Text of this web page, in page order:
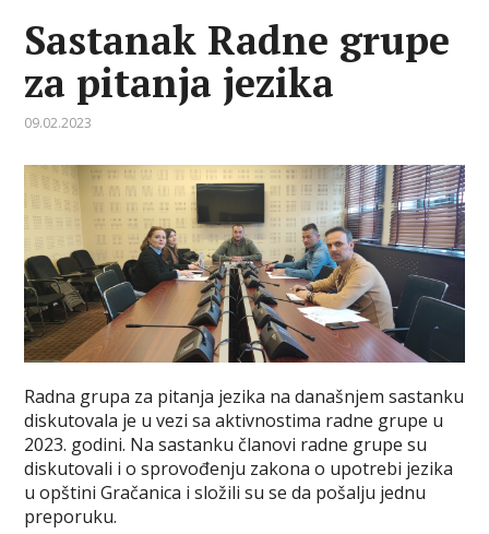
Sastanak Radne grupe
za pitanja jezika
09.02.2023
Radna grupa za pitanja jezika na današnjem sastanku
diskutovala je u vezi sa aktivnostima radne grupe u
2023. godini. Na sastanku članovi radne grupe su
diskutovali i o sprovođenju zakona o upotrebi jezika
u opštini Gračanica i složili su se da pošalju jednu
preporuku.